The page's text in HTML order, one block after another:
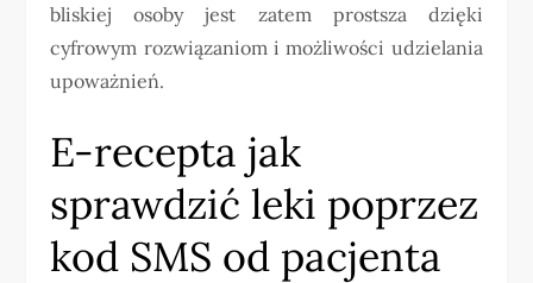
bliskiej osoby jest zatem prostsza dzięki
cyfrowym rozwiązaniom i możliwości udzielania
upoważnień.
E-recepta jak
sprawdzić leki poprzez
kod SMS od pacjenta